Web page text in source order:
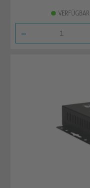
VERFÜGBAR
-